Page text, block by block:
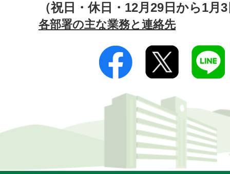
（祝日・休日・12月29日から1月
各部署の主な業務と連絡先